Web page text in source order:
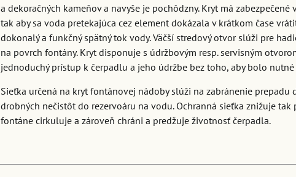
a dekoračných kameňov a navyše je pochôdzny. Kryt má
tak aby sa voda pretekajúca cez element dokázala v krátkom čase
dokonalý a funkčný spätný tok vody. Väčší stredový otvor slúži pre
na povrch fontány. Kryt disponuje s údržbovým resp. servisným
jednoduchý prístup k čerpadlu a jeho údržbe bez toho, aby bolo
Sieťka určená na kryt fontánovej nádoby slúži na zabránenie prepadu
drobných nečistôt do rezervoáru na vodu. Ochranná sieťka znižuje tak
fontáne cirkuluje a zároveň chráni a predžuje životnosť čerpadla.